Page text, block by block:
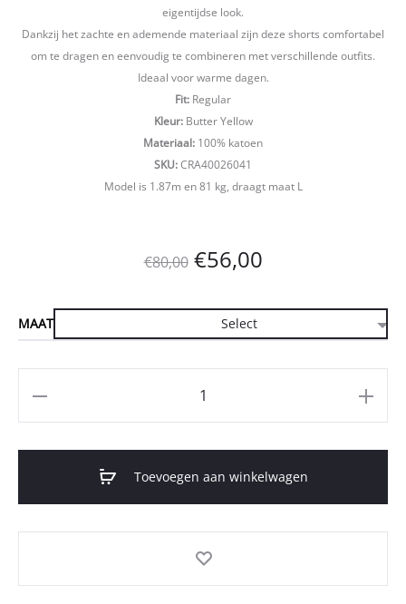
eigentijdse look.
Dankzij het zachte en ademende materiaal zijn deze shorts comfortabel
om te dragen en eenvoudig te combineren met verschillende outfits.
Ideaal voor warme dagen.
Fit: Regular
Kleur:Butter Yellow
Materiaal: 100% katoen
SKU:CRA40026041
Model is 1.87m en 81 kg, draagt maat L
€80,00 Oorspronkelijke
prijs
was:
€80,00.
€56,00Huidige
prijs
is:
MAAT
Toevoegen aan winkelwagen